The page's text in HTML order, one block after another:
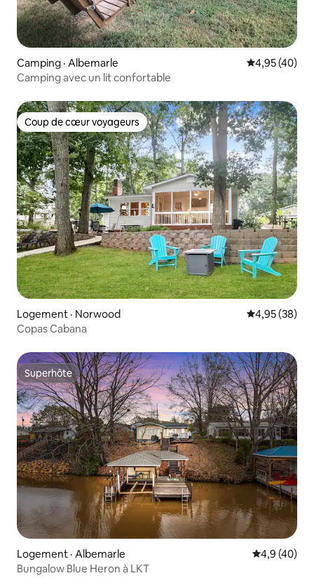
Camping · Albemarle Note
4,95 (40)
Camping avec un lit confortable
Coup de cœur voyageurs
Coup de cœur voyageurs
Logement · Norwood Note
4,95 (38)
Copas Cabana
Superhôte
Superhôte
Logement · Albemarle Note
4,9 (40)
Bungalow Blue Heron à LKT